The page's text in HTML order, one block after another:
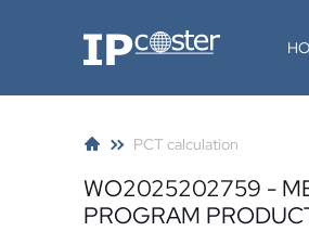
IP-Coster
PCT calculation
WO2025202759 -
PROGRAM